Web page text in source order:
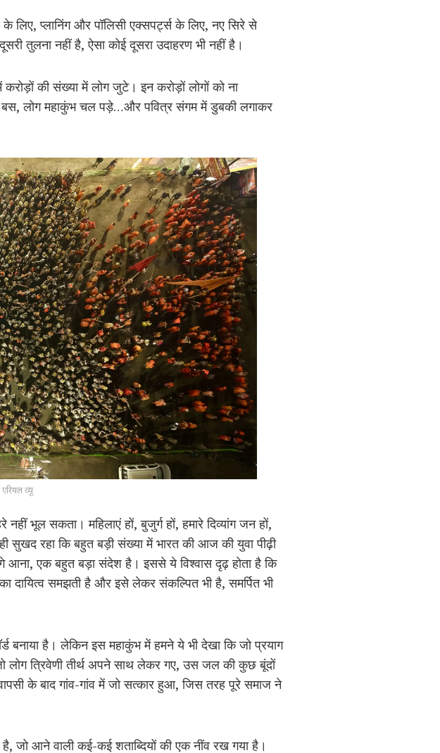
प्लानिंग और पॉलिसी एक्सपर्ट्स के लिए, नए सिरे से
तुलना नहीं है, ऐसा कोई दूसरा उदाहरण भी नहीं है।
की संख्या में लोग जुटे। इन करोड़ों लोगों को ना
बस, लोग महाकुंभ चल पड़े…और पवित्र संगम में डुबकी लगाकर
व्यू
भूल सकता। महिलाएं हों, बुजुर्ग हों, हमारे दिव्यांग जन हों,
रहा कि बहुत बड़ी संख्या में भारत की आज की युवा पीढ़ी
एक बहुत बड़ा संदेश है। इससे ये विश्वास दृढ़ होता है कि
दायित्व समझती है और इसे लेकर संकल्पित भी है, समर्पित भी
बनाया है। लेकिन इस महाकुंभ में हमने ये भी देखा कि जो प्रयाग
लोग त्रिवेणी तीर्थ अपने साथ लेकर गए, उस जल की कुछ बूंदों
के बाद गांव-गांव में जो सत्कार हुआ, जिस तरह पूरे समाज ने
आने वाली कई-कई शताब्दियों की एक नींव रख गया है।